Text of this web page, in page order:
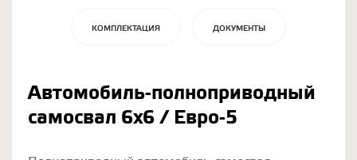
КОМПЛЕКТАЦИЯ ДОКУМЕНТЫ
Автомобиль-полноприводный
самосвал 6х6 / Евро-5